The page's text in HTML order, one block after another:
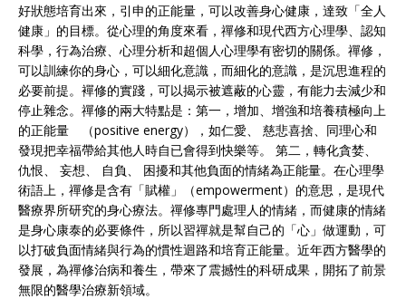
好狀態培育出來，引申的正能量，可以改善身心健康，達致「全人
健康」的目標。從心理的角度來看，禪修和現代西方心理學、認知
科學，行為治療、心理分析和超個人心理學有密切的關係。禪修，
可以訓練你的身心，可以細化意識，而細化的意識，是沉思進程的
必要前提。襌修的實踐，可以揭示被遮蔽的心靈，有能力去減少和
停止雜念。禪修的兩大特點是：第一，增加、增強和培養積極向上
的正能量 （positive energy），如仁愛、 慈悲喜捨、同理心和
發現把幸福帶給其他人時自已會得到快樂等。 第二，轉化貪婪、
仇恨、 妄想、 自負、 困擾和其他負面的情緒為正能量。在心理學
術語上，禪修是含有「賦權」（empowerment）的意思，是現代
醫療界所研究的身心療法。禪修專門處理人的情緒，而健康的情緒
是身心康泰的必要條件，所以習禪就是幫自己的「心」做運動，可
以打破負面情緒與行為的慣性迴路和培育正能量。近年西方醫學的
發展，為禪修治病和養生，帶來了震撼性的科研成果，開拓了前景
無限的醫學治療新領域。